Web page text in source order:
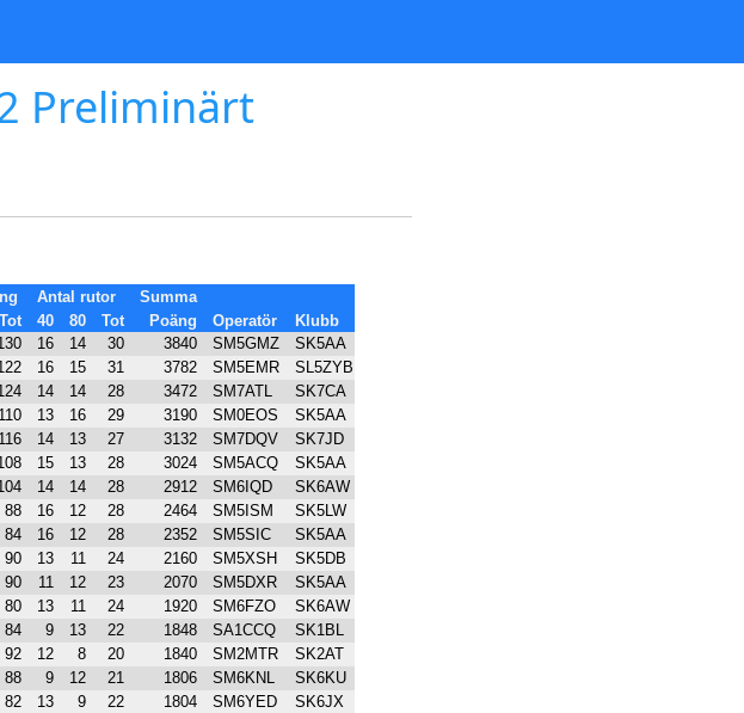
Preliminärt
Antal rutor
Summa
Tot 40 80 Tot Poäng Operatör
Klubb
16 14 30 3840 SM5GMZ
SK5AA
16 15 31 3782 SM5EMR
SL5ZYB
14 14 28 3472 SM7ATL
SK7CA
110 13 16 29 3190 SM0EOS
SK5AA
116 14 13 27 3132 SM7DQV
SK7JD
15 13 28 3024 SM5ACQ
SK5AA
14 14 28 2912 SM6IQD
SK6AW
88 16 12 28 2464 SM5ISM
SK5LW
84 16 12 28 2352 SM5SIC
SK5AA
90 13 11 24 2160 SM5XSH
SK5DB
90 11 12 23 2070 SM5DXR
SK5AA
80 13 11 24 1920 SM6FZO
SK6AW
84 9 13 22 1848 SA1CCQ
SK1BL
92 12 8 20 1840 SM2MTR
SK2AT
88 9 12 21 1806 SM6KNL
SK6KU
82 13 9 22 1804 SM6YED
SK6JX